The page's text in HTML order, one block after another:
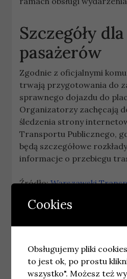
Szczegóły dla
pasażerów
Zgodnie z oficjalnymi
trwają przygotowania do
sprawnego dojazdu do
Organizatorzy zachęcają
śledzenia strony
Transportu Publicznego,
będą szczegółowe
informacje o przebiegu
Źródło:Warszawski
Post Views:
400 czujek dymu i
poznańskim seniorom
Cookies
Obsługujemy pliki
to jest ok, po prostu
wszystko". Możesz też